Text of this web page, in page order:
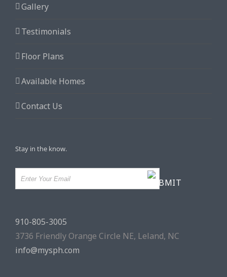
Gallery
Testimonials
Floor Plans
Available Homes
Contact Us
Stay in the know.
910-805-3005
3736 Friendly Orange Circle NE, Leland, NC
info@mysph.com